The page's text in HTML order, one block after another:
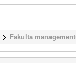
Fakulta